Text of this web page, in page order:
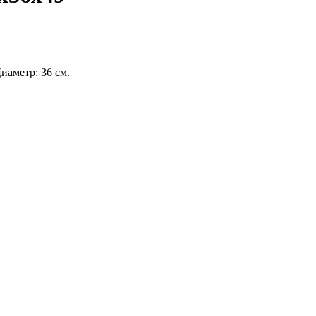
36 см.